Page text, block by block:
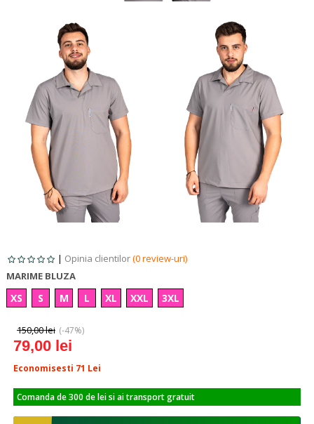
| Opinia clientilor(0 review-uri)
MARIME BLUZA
XS S M L XL XXL 3XL
150,00 lei (-47%)
79,00 lei
Economisesti 71 Lei
Comanda de 300 de lei si ai transport gratuit